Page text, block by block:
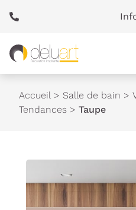
Accueil > Salle de bain >
Tendances > Taupe